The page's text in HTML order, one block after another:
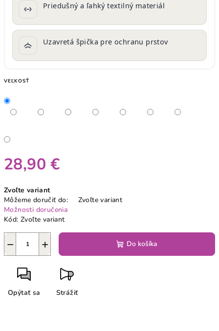
Priedušný a ľahký textilný materiál
Uzavretá špička pre ochranu prstov
VEĽKOSŤ
28,90 €
cena:
Zvoľte variant
Môžeme doručiť do:
Zvoľte variant
Možnosti doručenia
Kód: Zvoľte variant
+
− Do košíka
Opýtať sa Strážiť